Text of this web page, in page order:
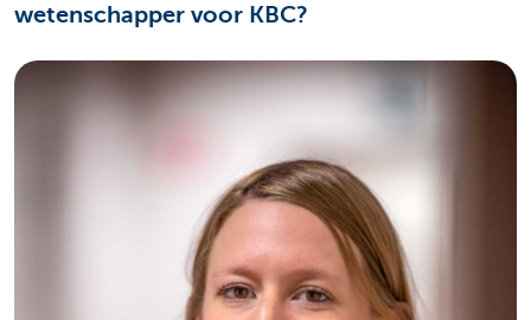
wetenschapper voor KBC?